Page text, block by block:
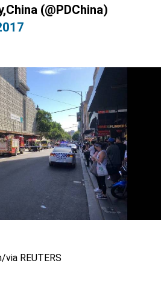
(@PDChina)
via REUTERS